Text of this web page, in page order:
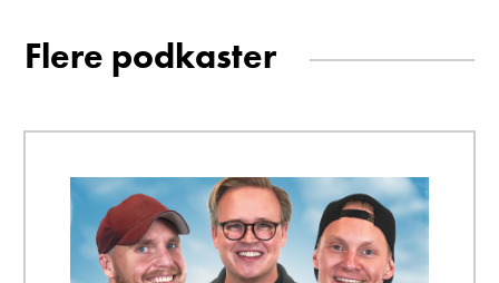
Flere podkaster